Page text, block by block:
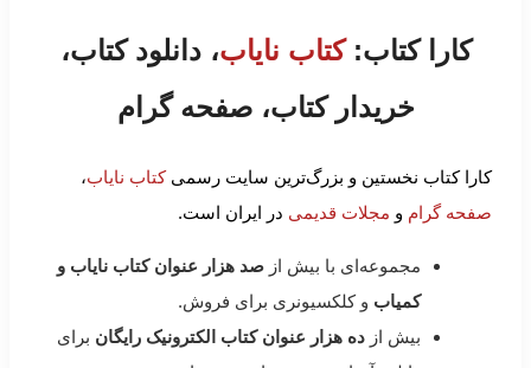
کارا کتاب:کتاب نایاب، دانلود کتاب،
خریدار کتاب، صفحه گرام
کارا کتاب نخستین و بزرگ‌ترین سایت رسمیکتاب نایاب،
صفحه گرام و مجلات قدیمی در ایران است.
مجموعه‌ای با بیش از صد هزار عنوان کتاب نایاب و
کمیاب و کلکسیونری برای فروش.
بیش از ده هزار عنوان کتاب الکترونیک رایگان برای